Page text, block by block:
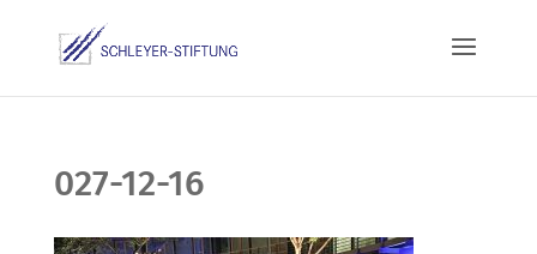
027-12-16